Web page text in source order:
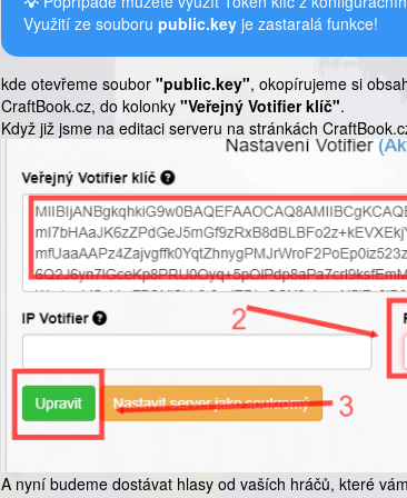
Využití ze souboru public.key je zastaralá funkce!
kde otevřeme soubor "public.key", okopírujeme si
CraftBook.cz, do kolonky "Veřejný Votifier klíč".
Když již jsme na editaci serveru na stránkách
A nyní budeme dostávat hlasy od vaších hráčů, které